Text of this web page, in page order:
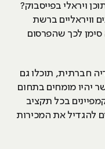
ויראלי בפייסבוק?
וויראליים ברשת
זה סימן לכך שהפרסום
חברתית, תוכלו גם
יהיו מומחים בתחום
בכל תקציב
להגדיל את המכירות